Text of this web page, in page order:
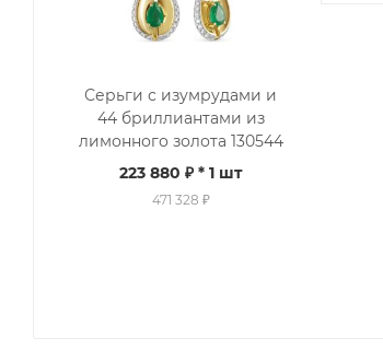
Серьги с изумрудами и
44 бриллиантами из
лимонного золота 130544
223 880 ₽ * 1 шт
471 328 ₽